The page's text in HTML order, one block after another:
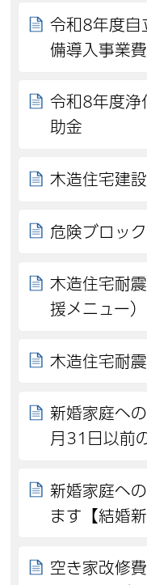
令和8年度自
備導入事業
令和8年度浄
助金
木造住宅建
危険ブロッ
木造住宅耐
援メニュー）
木造住宅耐
新婚家庭へ
月31日以前
新婚家庭へ
ます【結婚
空き家改修